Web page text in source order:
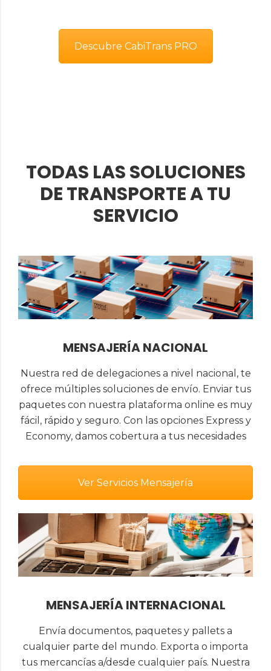
Descubre CabiTrans PRO
TODAS LAS SOLUCIONES
DE TRANSPORTE A TU
SERVICIO
MENSAJERÍA NACIONAL
Nuestra red de delegaciones a nivel nacional, te
ofrece múltiples soluciones de envío. Enviar tus
paquetes con nuestra plataforma online es muy
fácil, rápido y seguro. Con las opciones Express y
Economy, damos cobertura a tus necesidades
Ver Servicios Mensajería
MENSAJERÍA INTERNACIONAL
Envía documentos, paquetes y pallets a
cualquier parte del mundo. Exporta o importa
tus mercancías a/desde cualquier país. Nuestra